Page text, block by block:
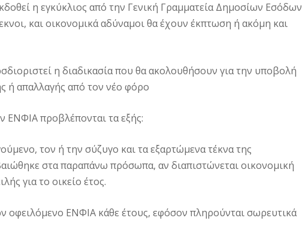
η εγκύκλιος από την Γενική Γραμματεία Δημοσίων Εσόδων
και οικονομικά αδύναμοι θα έχουν έκπτωση ή ακόμη και
η διαδικασία που θα ακολουθήσουν για την υποβολή
ή απαλλαγής από τον νέο φόρο
ΕΝΦΙΑ προβλέπονται τα εξής:
τον ή την σύζυγο και τα εξαρτώμενα τέκνα της
στα παραπάνω πρόσωπα, αν διαπιστώνεται οικονομική
για το οικείο έτος.
οφειλόμενο ΕΝΦΙΑ κάθε έτους, εφόσον πληρούνται σωρευτικά